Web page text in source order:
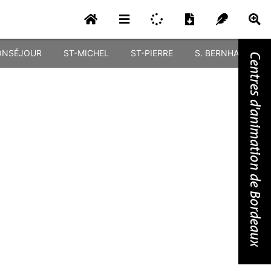
ST-MICHEL ST-PIERRE S. BERNHARDTCentres d'animation de Bordeaux